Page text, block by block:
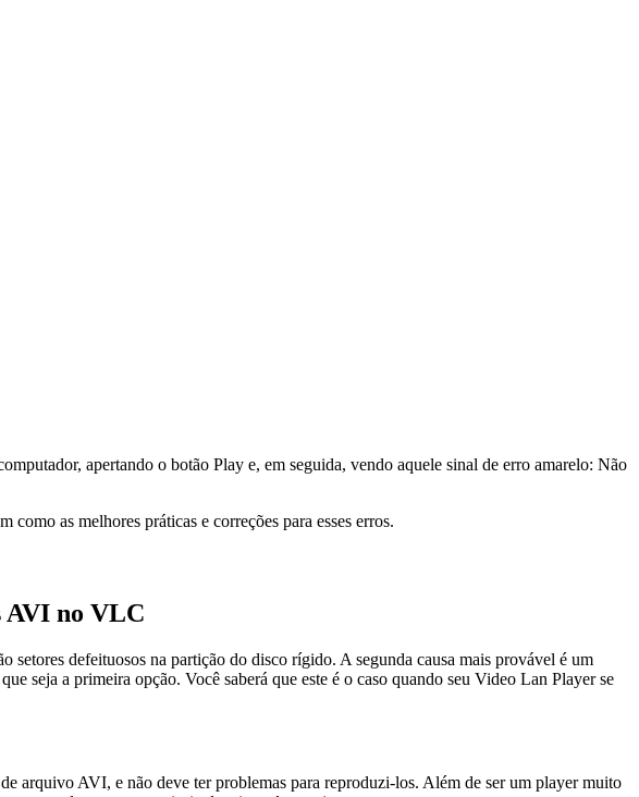
apertando o botão Play e, em seguida, vendo aquele sinal de erro amarelo: Não
as melhores práticas e correções para esses erros.
AVI no VLC
defeituosos na partição do disco rígido. A segunda causa mais provável é um
seja a primeira opção. Você saberá que este é o caso quando seu Video Lan Player se
arquivo AVI, e não deve ter problemas para reproduzi-los. Além de ser um player muito